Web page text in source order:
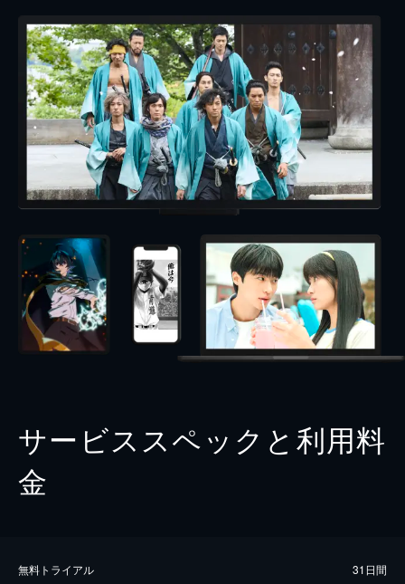
サービススペックと利用料
金
無料トライアル 31日間